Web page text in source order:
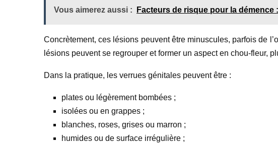
Vous aimerez aussi : Facteurs de risque pour la
Concrètement, ces lésions peuvent être minuscules, parfois de
lésions peuvent se regrouper et former un aspect en chou-fleur,
Dans la pratique, les verrues génitales peuvent être :
plates ou légèrement bombées ;
isolées ou en grappes ;
blanches, roses, grises ou marron ;
humides ou de surface irrégulière ;